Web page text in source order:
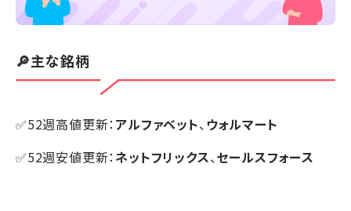
🔎主な銘柄
✅52週高値更新：アルファベット、ウォルマート
✅52週安値更新：ネットフリックス、セールスフォース